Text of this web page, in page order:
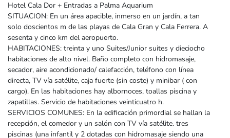
Hotel Cala Dor + Entradas a Palma Aquarium
SITUACION: En un área apacible, inmerso en un jardín, a tan
solo doscientos m de las playas de Cala Gran y Cala Ferrera. A
sesenta y cinco km del aeropuerto.
HABITACIONES: treinta y uno Suites/Junior suites y dieciocho
habitaciones de alto nivel. Baño completo con hidromasaje,
secador, aire acondicionado/ calefacción, teléfono con línea
directa, TV vía satélite, caja fuerte (sin coste) y minibar ( con
cargo). En las habitaciones hay albornoces, toallas piscina y
zapatillas. Servicio de habitaciones veinticuatro h.
SERVICIOS COMUNES: En la edificación primordial se hallan la
recepción, el comedor y un salón con TV vía satélite. tres
piscinas (una infantil y 2 dotadas con hidromasaje siendo una